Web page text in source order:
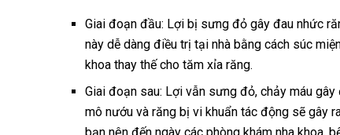
Giai đoạn đầu: Lợi bị sưng đỏ gây đau nhức
này dễ dàng điều trị tại nhà bằng cách súc
khoa thay thế cho tăm xỉa răng.
Giai đoạn sau: Lợi vẫn sưng đỏ, chảy máu
mô nướu và răng bị vi khuẩn tác động sẽ gây